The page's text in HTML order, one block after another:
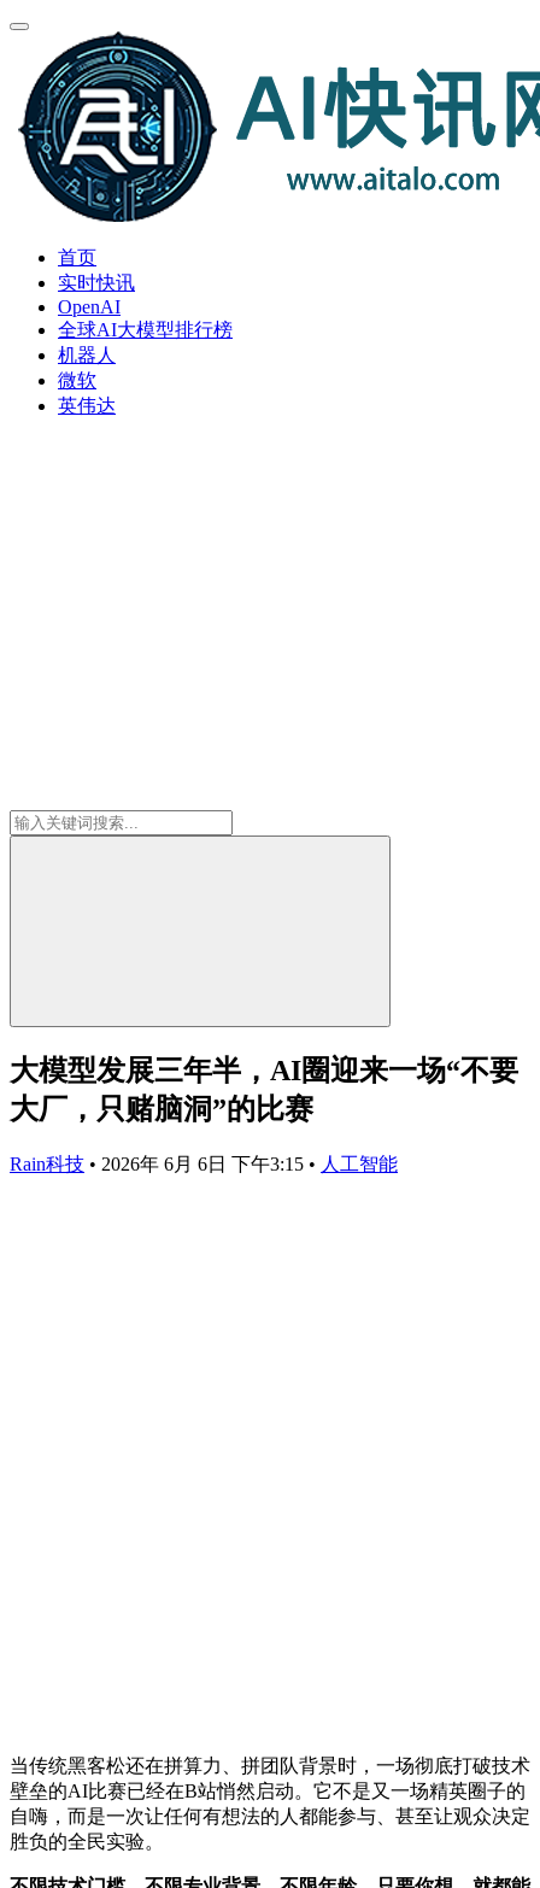
首页
实时快讯
OpenAI
全球AI大模型排行榜
机器人
微软
英伟达
大模型发展三年半，AI圈迎来一场“不要
大厂，只赌脑洞”的比赛
Rain科技 • 2026年 6月 6日 下午3:15 • 人工智能
当传统黑客松还在拼算力、拼团队背景时，一场彻底打破技术
壁垒的AI比赛已经在B站悄然启动。它不是又一场精英圈子的
自嗨，而是一次让任何有想法的人都能参与、甚至让观众决定
胜负的全民实验。